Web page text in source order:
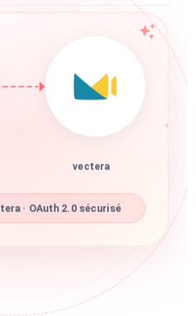
vectera
· OAuth 2.0 sécurisé